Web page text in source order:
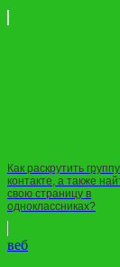
Как раскрутить
контакте, а также
свою страницу в
одноклассниках?
веб